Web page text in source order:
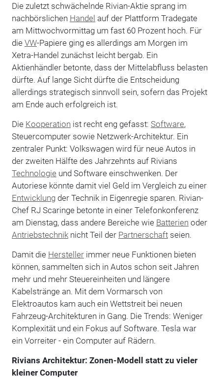
Die zuletzt schwächelnde Rivian-Aktie sprang im
nachbörslichen Handel auf der Plattform Tradegate
am Mittwochvormittag um fast 60 Prozent hoch. Für
die VW-Papiere ging es allerdings am Morgen im
Xetra-Handel zunächst leicht bergab. Ein
Aktienhändler betonte, dass der Mittelabfluss belasten
dürfte. Auf lange Sicht dürfte die Entscheidung
allerdings strategisch sinnvoll sein, sofern das Projekt
am Ende auch erfolgreich ist.
Die Kooperation ist recht eng gefasst: Software,
Steuercomputer sowie Netzwerk-Architektur. Ein
zentraler Punkt: Volkswagen wird für neue Autos in
der zweiten Hälfte des Jahrzehnts auf Rivians
Technologie und Software einschwenken. Der
Autoriese könnte damit viel Geld im Vergleich zu einer
Entwicklungder Technik in Eigenregie sparen. Rivian-
Chef RJ Scaringe betonte in einer Telefonkonferenz
am Dienstag, dass andere Bereiche wie Batterien oder
Antriebstechniknicht Teil der Partnerschaftseien.
Damit die Herstellerimmer neue Funktionen bieten
können, sammelten sich in Autos schon seit Jahren
mehr und mehr Steuereinheiten und längere
Kabelstränge an. Mit dem Vormarsch von
Elektroautos kam auch ein Wettstreit bei neuen
Fahrzeug-Architekturen in Gang. Die Trends: Weniger
Komplexität und ein Fokus auf Software. Tesla war
ein Vorreiter - ein Computer auf Rädern.
Rivians Architektur: Zonen-Modell statt zu vieler
kleiner Computer